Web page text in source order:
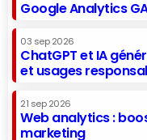
Google Analytics
03 sep 2026
ChatGPT et IA
et usages
21 sep 2026
Web analytics :
marketing